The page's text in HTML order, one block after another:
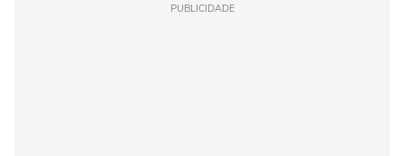
PUBLICIDADE